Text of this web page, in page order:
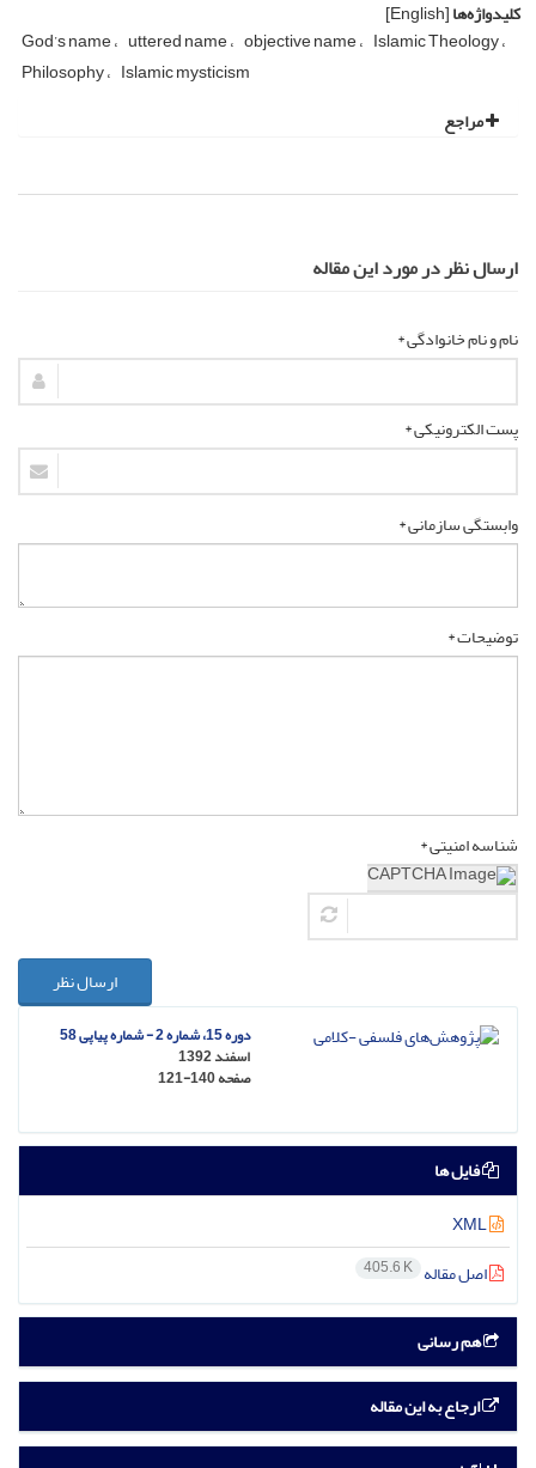
کلیدواژه‌ها[English]
God’s name uttered name objective name Islamic Theology
Philosophy Islamic mysticism
مراجع
ارسال نظر در مورد این مقاله
نام و نام خانوادگی *
پست الکترونیکی *
وابستگی سازمانی *
توضیحات *
شناسه امنیتی *
ارسال نظر
دوره 15، شماره 2 - شماره پیاپی 58
اسفند 1392
صفحه121-140
فایل ها
اصل مقاله 405.6 K
هم رسانی
ارجاع به این مقاله